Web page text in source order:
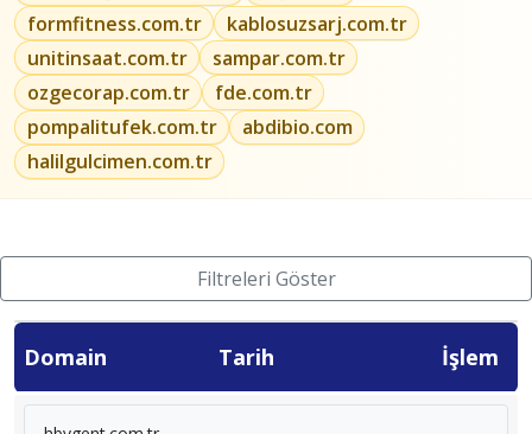
formfitness.com.tr
kablosuzsarj.com.tr
unitinsaat.com.tr
sampar.com.tr
ozgecorap.com.tr
fde.com.tr
pompalitufek.com.tr
abdibio.com
halilgulcimen.com.tr
Filtreleri Göster
Domain Tarih İşlem